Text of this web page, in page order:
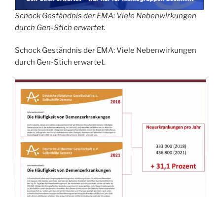
Schock Geständnis der EMA: Viele Nebenwirkungen
durch Gen-Stich erwartet.
Schock Geständnis der EMA: Viele Nebenwirkungen
durch Gen-Stich erwartet.